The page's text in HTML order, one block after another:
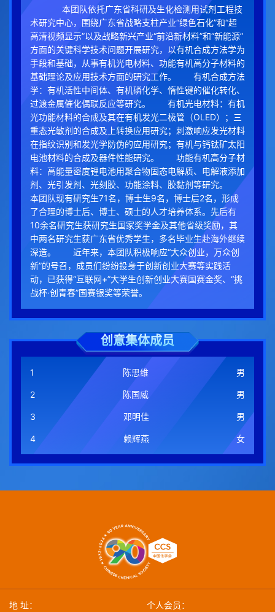
本团队依托广东省科研及生化检测用试剂工程技
术研究中心，围绕广东省战略支柱产业“绿色石化”和“超
高清视频显示”以及战略新兴产业“前沿新材料”和“新能源”
方面的关键科学技术问题开展研究，以有机合成方法学为
手段和基础，从事有机光电材料、功能有机高分子材料的
基础理论及应用技术方面的研究工作。 有机合成方法
学：有机活性中间体、有机磷化学、惰性键的催化转化、
过渡金属催化偶联反应等研究。 有机光电材料：有机
光功能材料的合成及其在有机发光二极管（OLED）；三
重态光敏剂的合成及上转换应用研究；刺激响应发光材料
在指纹识别和发光学防伪的应用研究；有机与钙钛矿太阳
电池材料的合成及器件性能研究。 功能有机高分子材
料：高能量密度锂电池用聚合物固态电解质、电解液添加
剂、光引发剂、光刻胶、功能涂料、胶黏剂等研究。
本团队现有研究生71名，博士生9名，博士后2名，形成
了合理的博士后、博士、硕士的人才培养体系。先后有
10余名研究生获研究生国家奖学金及其他省级奖励，其
中两名研究生获广东省优秀学生，多名毕业生赴海外继续
深造。 近年来，本团队积极响应“大众创业，万众创
新”的号召，成员们纷纷投身于创新创业大赛等实践活
动，已获得“互联网+”大学生创新创业大赛国赛金奖、“挑
战杯·创青春”国赛银奖等荣誉。
创意集体成员
1 陈思维 男
2 陈国威 男
3 邓明佳 男
4 赖辉燕 女
地 址：
个人会员：